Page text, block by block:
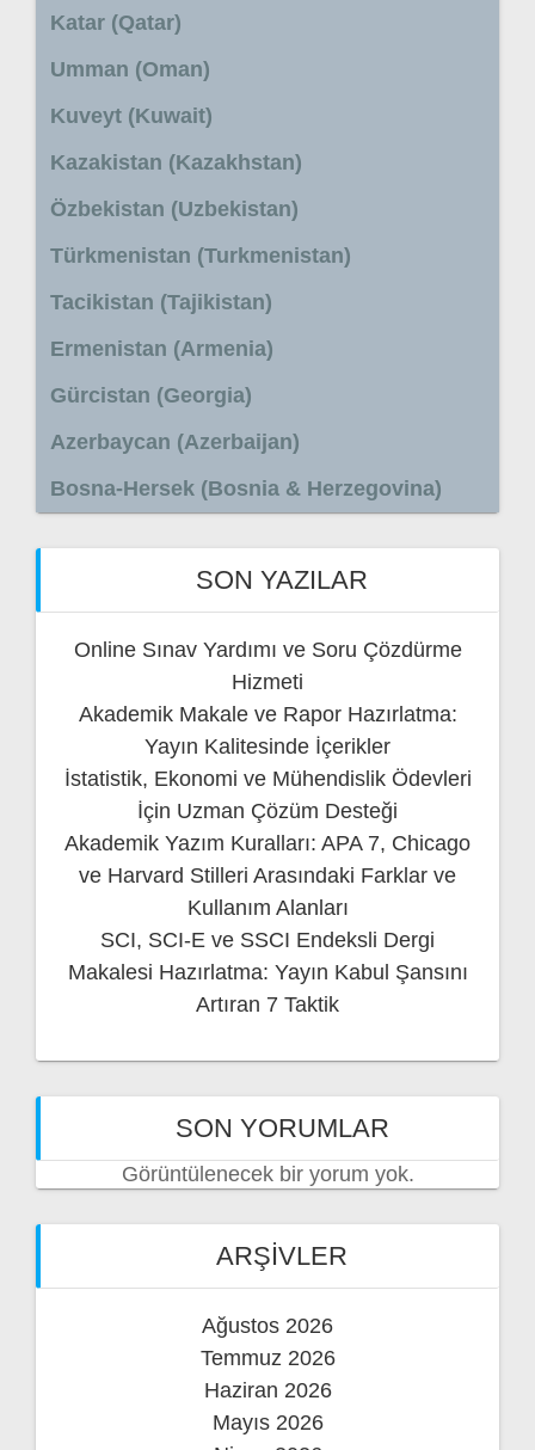
Katar (Qatar)
Umman (Oman)
Kuveyt (Kuwait)
Kazakistan (Kazakhstan)
Özbekistan (Uzbekistan)
Türkmenistan (Turkmenistan)
Tacikistan (Tajikistan)
Ermenistan (Armenia)
Gürcistan (Georgia)
Azerbaycan (Azerbaijan)
Bosna-Hersek (Bosnia & Herzegovina)
SON YAZILAR
Online Sınav Yardımı ve Soru Çözdürme
Hizmeti
Akademik Makale ve Rapor Hazırlatma:
Yayın Kalitesinde İçerikler
İstatistik, Ekonomi ve Mühendislik Ödevleri
İçin Uzman Çözüm Desteği
Akademik Yazım Kuralları: APA 7, Chicago
ve Harvard Stilleri Arasındaki Farklar ve
Kullanım Alanları
SCI, SCI-E ve SSCI Endeksli Dergi
Makalesi Hazırlatma: Yayın Kabul Şansını
Artıran 7 Taktik
SON YORUMLAR
Görüntülenecek bir yorum yok.
ARŞIVLER
Ağustos 2026
Temmuz 2026
Haziran 2026
Mayıs 2026